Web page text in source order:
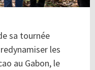
sa tournée
les
au Gabon, le